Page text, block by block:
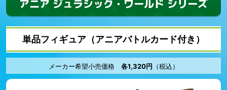
アニア ジュラシック・ワールド シリーズ
単品フィギュア（アニアバトルカード付き）
メーカー希望小売価格 各1,320円 （税込）